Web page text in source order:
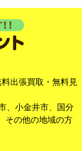
出張買取・無料見
、小金井市、国分
その他の地域の方